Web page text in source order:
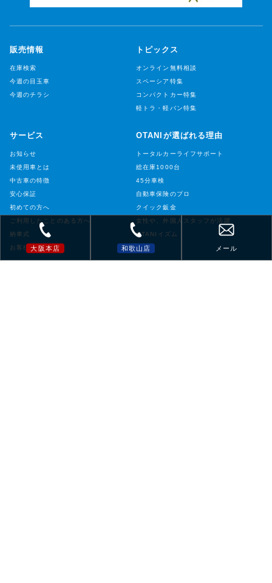
販売情報
在庫検索
今週の目玉車
今週のチラシ
トピックス
オンライン無料相談
スペーシア特集
コンパクトカー特集
軽トラ・軽バン特集
サービス
お知らせ
未使用車とは
中古車の特徴
安心保証
初めての方へ
ご利用したことのある方へ
納車式
お客様の声
OTANIが選ばれる理由
トータルカーライフサポート
総在庫1000台
45分車検
自動車保険のプロ
クイック鈑金
女性や、外国人スタッフが活躍
OTANIイズム
大阪本店 和歌山店 メール